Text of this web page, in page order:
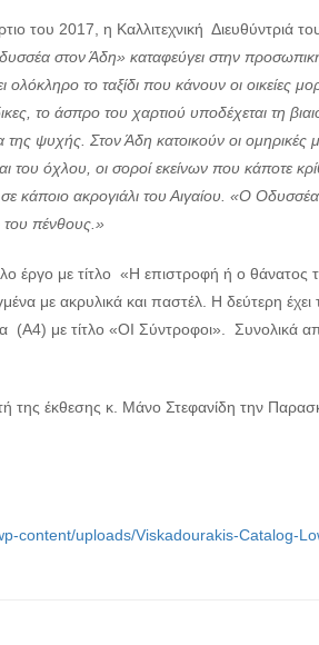
του 2017, η Καλλιτεχνική Διευθύντριά
στον Άδη» καταφεύγει στην
το ταξίδι που κάνουν οι οικείες
το άσπρο του χαρτιού υποδέχεται τη
ψυχής. Στον Άδη κατοικούν οι ομηρικές
του όχλου, οι σοροί εκείνων που κάποτε
κάποιο ακρογιάλι του Αιγαίου. «Ο
πένθους.»
έργο με τίτλο «Η επιστροφή ή ο θάνατος
με ακρυλικά και παστέλ. Η δεύτερη έχει
(Α4) με τίτλο «ΟΙ Σύντροφοι». Συνολικά
της έκθεσης κ. Μάνο Στεφανίδη την
content/uploads/Viskadourakis-Catalog-